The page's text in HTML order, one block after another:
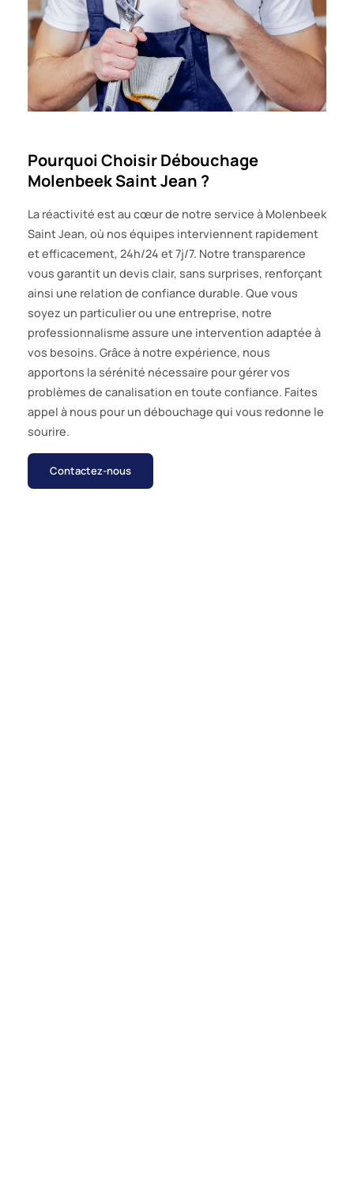
Pourquoi Choisir Débouchage
Molenbeek Saint Jean ?
La réactivité est au cœur de notre service à Molenbeek
Saint Jean, où nos équipes interviennent rapidement
et efficacement, 24h/24 et 7j/7. Notre transparence
vous garantit un devis clair, sans surprises, renforçant
ainsi une relation de confiance durable. Que vous
soyez un particulier ou une entreprise, notre
professionnalisme assure une intervention adaptée à
vos besoins. Grâce à notre expérience, nous
apportons la sérénité nécessaire pour gérer vos
problèmes de canalisation en toute confiance. Faites
appel à nous pour un débouchage qui vous redonne le
sourire.
Contactez-nous